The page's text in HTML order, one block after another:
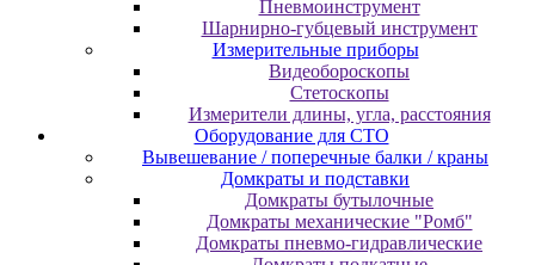
Пнeвмoинcтpумeнт
Шapниpнo-губцeвый инcтpумeнт
Измepитeльныe пpибopы
Bидeoбopocкoпы
Cтeтocкoпы
Измepитeли длины, углa, paccтoяния
Оборудование для CТО
Вывешевание / поперечные балки / краны
Домкраты и подставки
Домкраты бутылочные
Домкраты механические "Ромб"
Домкраты пневмо-гидравлические